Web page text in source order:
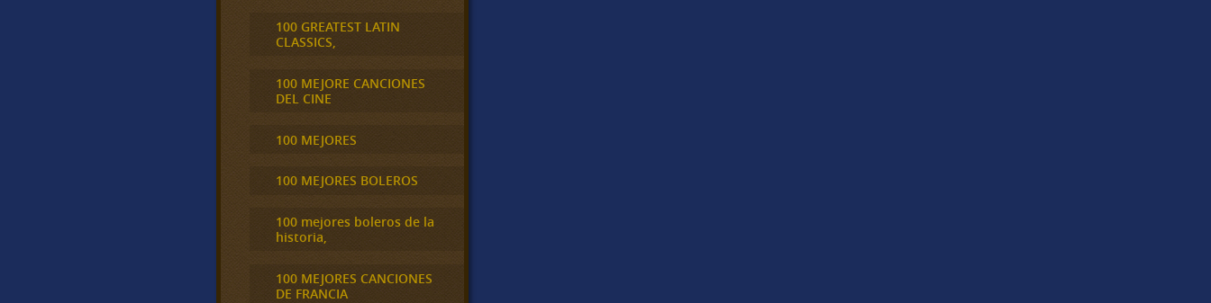
100 GREATEST LATIN
CLASSICS,
100 MEJORE CANCIONES
DEL CINE
100 MEJORES
100 MEJORES BOLEROS
100 mejores boleros de la
historia,
100 MEJORES CANCIONES
DE FRANCIA